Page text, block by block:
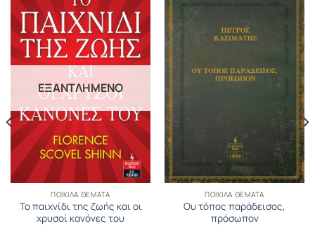
ΕΞΑΝΤΛΗΜΈΝΟ
ΠΟΙΚΊΛΑ ΘΈΜΑΤΑ
Το παιχνίδι της ζωής και οι
χρυσοί κανόνες του
ΠΟΙΚΊΛΑ ΘΈΜΑΤΑ
Ου τόπος παράδεισος,
πρόσωπον